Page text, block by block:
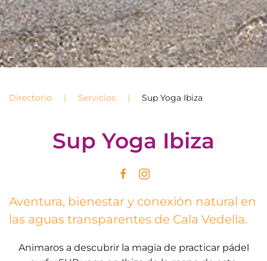
Directorio Servicios Sup Yoga Ibiza
Sup Yoga Ibiza
Aventura, bienestar y conexión natural en
las aguas transparentes de Cala Vedella.
Animaros a descubrir la magia de practicar pádel